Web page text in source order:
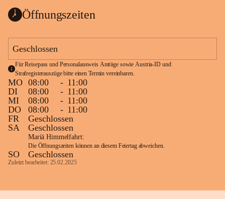
Öffnungszeiten
Geschlossen
Für Reisepass und Personalausweis Anträge sowie Austria-ID und
Strafregisterauszüge bitte einen Termin vereinbaren.
MO 08:00 - 11:00
DI
08:00 - 11:00
MI
08:00 - 11:00
DO
08:00 - 11:00
FR
Geschlossen
SA
Geschlossen
Mariä Himmelfahrt:
Die Öffnungszeiten können an diesem Feiertag abweichen.
SO Geschlossen
Zuletzt bearbeitet: 25.02.2025